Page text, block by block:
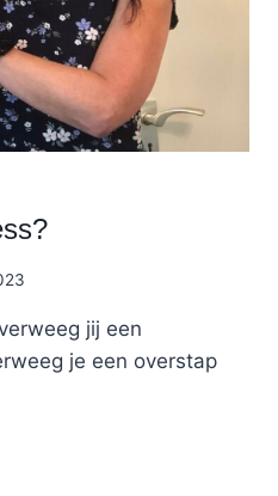
jij een
je een overstap